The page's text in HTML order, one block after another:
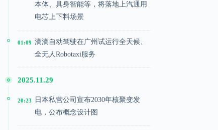
本体、具身智能等，将落地上汽通用
电芯上下料场景
01:09 滴滴自动驾驶在广州试运行全天候、
全无人Robotaxi服务
2025.11.29
20:23
日本私营公司宣布2030年核聚变发
电，公布概念设计图